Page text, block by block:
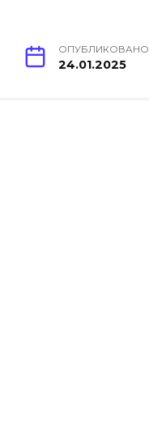
ОПУБЛИКОВАНО
24.01.2025